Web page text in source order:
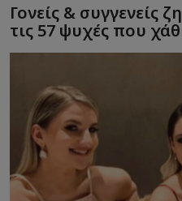
Γονείς & συγγενείς
τις 57 ψυχές που